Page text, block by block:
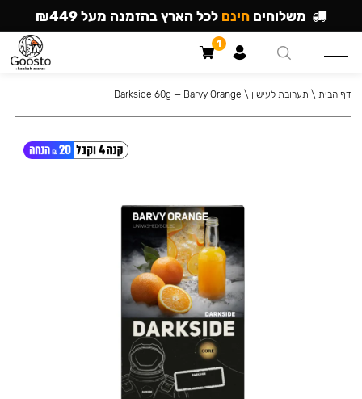
דף הבית \ תערובת לעישון \
Darkside 60g — Barvy Orange
משלוחים חינם לכל הארץ בהזמנה מעל ₪449
1